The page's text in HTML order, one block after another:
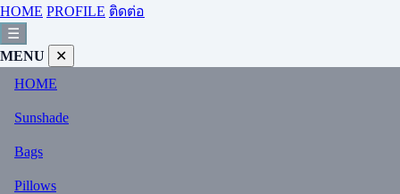
HOME PROFILE ติดต่อ
☰
MENU
✕
HOME
Sunshade
Bags
Pillows